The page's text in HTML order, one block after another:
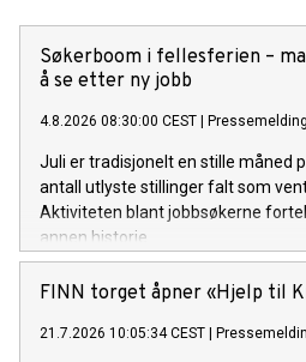
Søkerboom i fellesferien –
å se etter ny jobb
4.8.2026 08:30:00 CEST Pressemelding
Juli er tradisjonelt en stille måned
antall utlyste stillinger falt som
Aktiviteten blant jobbsøkerne
annen historie.
FINN torget åpner «Hjelp til
21.7.2026 10:05:34 CEST